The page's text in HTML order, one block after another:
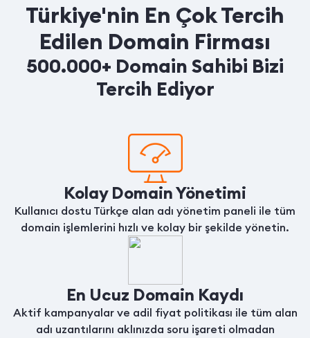
Türkiye'nin En Çok Tercih
Edilen Domain Firması
500.000+ Domain Sahibi Bizi
Tercih Ediyor
Kolay Domain Yönetimi
Kullanıcı dostu Türkçe alan adı yönetim paneli ile tüm
domain işlemlerini hızlı ve kolay bir şekilde yönetin.
En Ucuz Domain Kaydı
Aktif kampanyalar ve adil fiyat politikası ile tüm alan
adı uzantılarını aklınızda soru işareti olmadan